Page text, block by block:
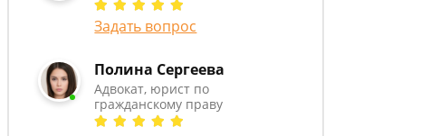
Задать вопрос
Полина Сергеева
Адвокат, юрист по
гражданскому праву